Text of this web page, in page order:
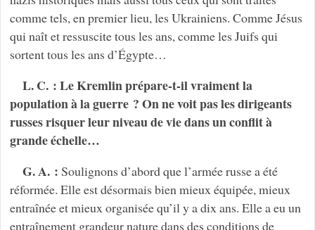
comme tels, en premier lieu, les Ukrainiens. Comme Jésus
qui naît et ressuscite tous les ans, comme les Juifs qui
sortent tous les ans d’Égypte…
L. C. : Le Kremlin prépare-t-il vraiment la
population à la guerre ? On ne voit pas les dirigeants
russes risquer leur niveau de vie dans un conflit à
grande échelle…
G. A. : Soulignons d’abord que l’armée russe a été
réformée. Elle est désormais bien mieux équipée, mieux
entraînée et mieux organisée qu’il y a dix ans. Elle a eu un
entraînement grandeur nature dans des conditions de